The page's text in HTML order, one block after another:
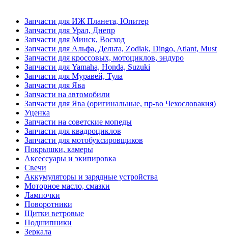
Запчасти для ИЖ Планета, Юпитер
Запчасти для Урал, Днепр
Запчасти для Минск, Восход
Запчасти для Альфа, Дельта, Zodiak, Dingo, Atlant, Must
Запчасти для кроссовых, мотоциклов, эндуро
Запчасти для Yamaha, Honda, Suzuki
Запчасти для Муравей, Тула
Запчасти для Ява
Запчасти на автомобили
Запчасти для Ява (оригинальные, пр-во Чехословакия)
Уценка
Запчасти на советские мопеды
Запчасти для квадроциклов
Запчасти для мотобуксировщиков
Покрышки, камеры
Аксессуары и экипировка
Свечи
Аккумуляторы и зарядные устройства
Моторное масло, смазки
Лампочки
Поворотники
Щитки ветровые
Подшипники
Зеркала